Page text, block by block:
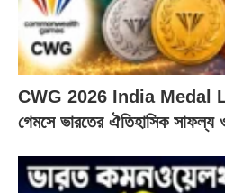
CWG 2026 India Medal
গেমসে ভারতের ঐতিহাসিক সাফল্য